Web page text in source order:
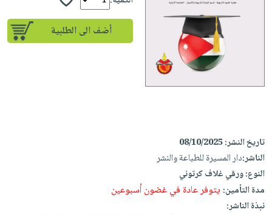
إختياراتنا
صندوق
القراءة
iKitab
يتكرر
iKitab
على
Android
تحميل
iKitab
أسئلة
تحميل
masmu3
على
Apple
المواضيع
تعليمية
جوائز
تعليمية
أجهزة
العناية
الشخصية
العناية
وتصفيف
المطبخ
والسفرة
جديد
الكل
أضف الى الطلبية
تاريخ النشر:08/10/2025
الناشر:دار المسيرة للطباعة والنشر
النوع:ورقي غلاف كرتوني
مدة التأمين:يتوفر عادة في غضون أسبوعين
نبذة الناشر: